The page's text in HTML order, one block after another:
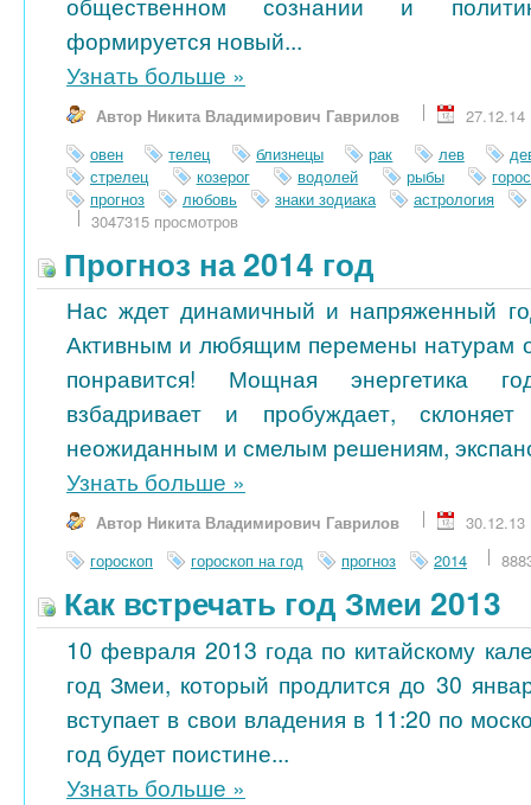
формируется новый...
Узнать больше »
Автор Никита Владимирович Гаврилов
27.12.14
овен
телец близнецы рак лев
стрелец
козерог водолей рыбы
прогноз
любовь знаки зодиака
астрология
3047315 просмотров
Прогноз на 2014 год
Нас ждет динамичный и напряженный
Активным и любящим перемены натурам
понравится! Мощная энергетика
взбадривает и пробуждает,
неожиданным и смелым решениям,
Узнать больше »
Автор Никита Владимирович Гаврилов
30.12.13
гороскоп
гороскоп на год прогноз 2014
Как встречать год Змеи 2013
10 февраля 2013 года по китайскому
год Змеи, который продлится до 30
вступает в свои владения в 11:20 по
год будет поистине...
Узнать больше »